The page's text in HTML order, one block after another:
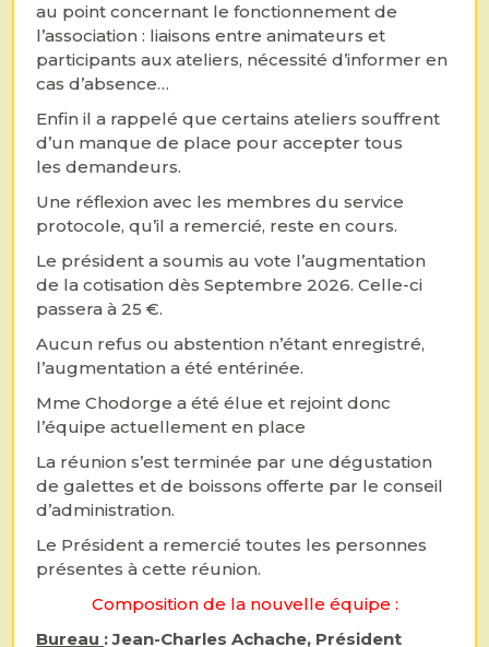
au point concernant le fonctionnement de
l’association : liaisons entre animateurs et
participants aux ateliers, nécessité d’informer en
cas d’absence…
Enfin il a rappelé que certains ateliers souffrent
d’un manque de place pour accepter tous
les demandeurs.
Une réflexion avec les membres du service
protocole, qu’il a remercié, reste en cours.
Le président a soumis au vote l’augmentation
de la cotisation dès Septembre 2026. Celle-ci
passera à 25 €.
Aucun refus ou abstention n’étant enregistré,
l’augmentation a été entérinée.
Mme Chodorge a été élue et rejoint donc
l’équipe actuellement en place
La réunion s’est terminée par une dégustation
de galettes et de boissons offerte par le conseil
d’administration.
Le Président a remercié toutes les personnes
présentes à cette réunion.
Composition de la nouvelle équipe :
Bureau : Jean-Charles Achache, Président